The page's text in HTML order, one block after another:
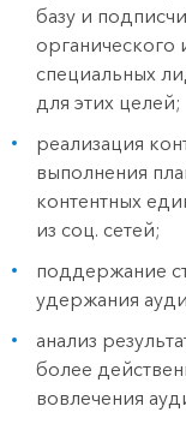
базу и
органического
специальных
для этих целей;
реализация
выполнения
контентных
из соц. сетей;
поддержание
удержания
анализ
более
вовлечения